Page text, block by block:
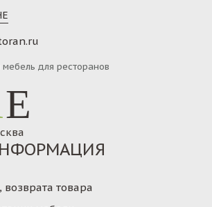
для ресторанов
E
товара